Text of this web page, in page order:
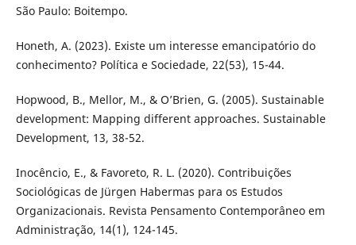
São Paulo: Boitempo.
Honeth, A. (2023). Existe um interesse emancipatório do
conhecimento? Política e Sociedade, 22(53), 15-44.
Hopwood, B., Mellor, M., & O’Brien, G. (2005). Sustainable
development: Mapping different approaches. Sustainable
Development, 13, 38-52.
Inocêncio, E., & Favoreto, R. L. (2020). Contribuições
Sociológicas de Jürgen Habermas para os Estudos
Organizacionais. Revista Pensamento Contemporâneo em
Administração, 14(1), 124-145.